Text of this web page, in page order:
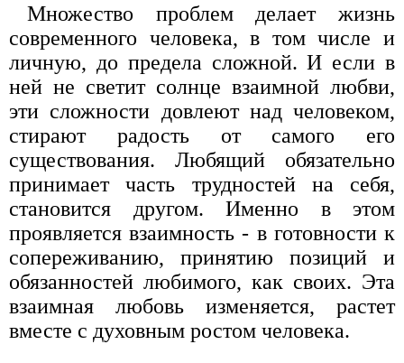
Множество проблем делает жизнь
современного человека, в том числе и
личную, до предела сложной. И если в
ней не светит солнце взаимной любви,
эти сложности довлеют над человеком,
стирают радость от самого его
существования. Любящий обязательно
принимает часть трудностей на себя,
становится другом. Именно в этом
проявляется взаимность - в готовности к
сопереживанию, принятию позиций и
обязанностей любимого, как своих. Эта
взаимная любовь изменяется, растет
вместе с духовным ростом человека.